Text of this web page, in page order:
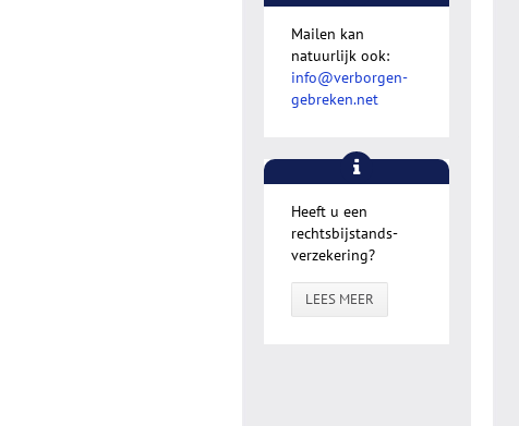
Mailen kan
natuurlijk ook:
info@verborgen-
gebreken.net
Heeft u een
rechtsbijstands-
verzekering?
LEES MEER